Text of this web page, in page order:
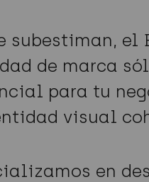
subestiman,
de marca
para tu
visual
en